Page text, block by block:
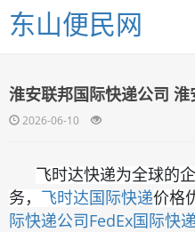
东山便民网
淮安联邦国际快递公司
2026-06-10
飞时达快递为全球的
务，
飞时达国际快递价格
际快递公司FedEx国际快